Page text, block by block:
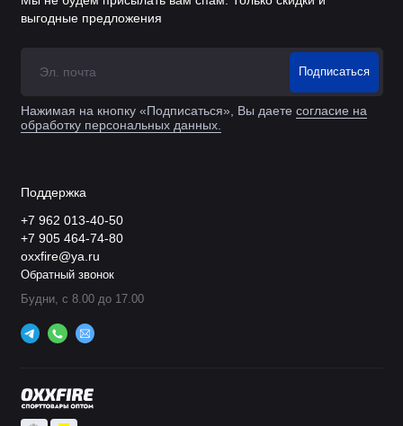
выгодные предложения
Подписаться
Нажимая на кнопку «Подписаться», Вы даете согласие на
обработку персональных данных.
Поддержка
+7 962 013-40-50
+7 905 464-74-80
oxxfire@ya.ru
Обратный звонок
Будни, с 8.00 до 17.00